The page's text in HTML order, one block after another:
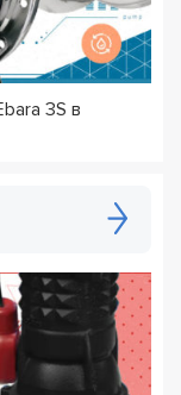
3S в